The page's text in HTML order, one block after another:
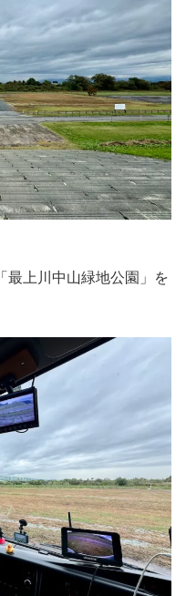
最上川中山緑地公園」を